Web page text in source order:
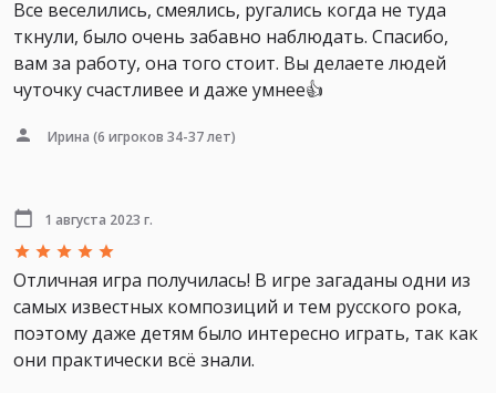
Все веселились, смеялись, ругались когда не туда
ткнули, было очень забавно наблюдать. Спасибо,
вам за работу, она того стоит. Вы делаете людей
чуточку счастливее и даже умнее👍
Ирина (6 игроков 34-37 лет)
1 августа 2023 г.
Отличная игра получилась! В игре загаданы одни из
самых известных композиций и тем русского рока,
поэтому даже детям было интересно играть, так как
они практически всё знали.